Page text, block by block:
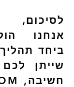
לסיכום,
אנחנו
ביחד
שייתן